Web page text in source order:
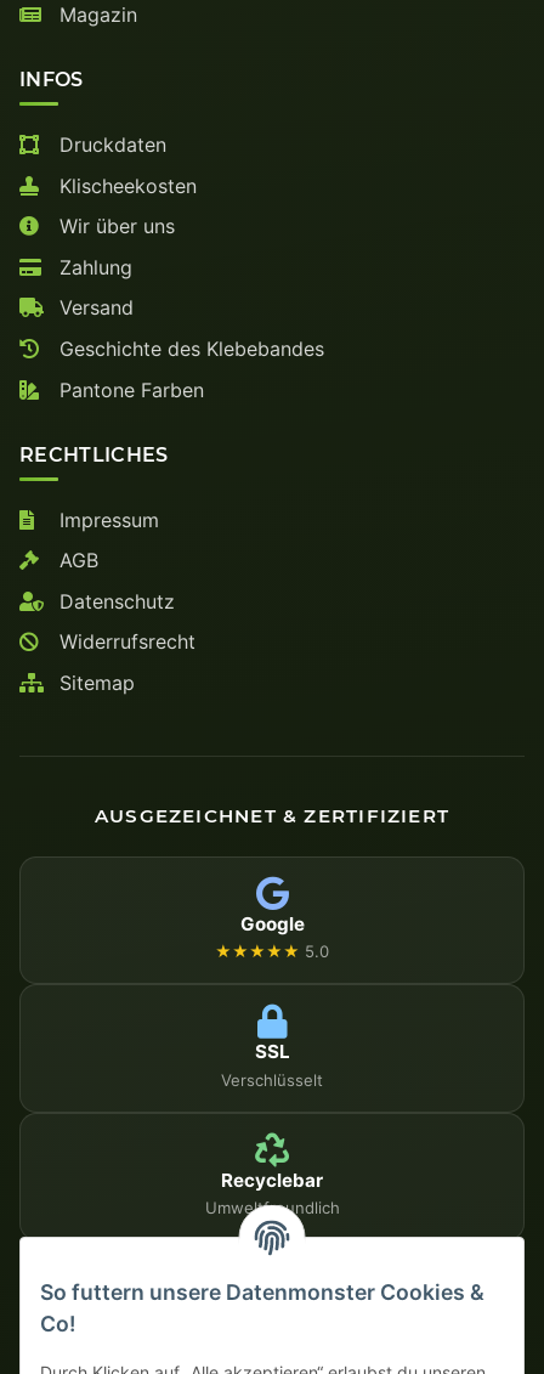
Magazin
INFOS
Druckdaten
Klischeekosten
Wir über uns
Zahlung
Versand
Geschichte des Klebebandes
Pantone Farben
RECHTLICHES
Impressum
AGB
Datenschutz
Widerrufsrecht
Sitemap
AUSGEZEICHNET & ZERTIFIZIERT
Google
★★★★★ 5.0
SSL
Verschlüsselt
Recyclebar
Umweltfreundlich
SICHERE ZAHLUNGSMETHODEN
So futtern unsere Datenmonster Cookies &
Co!